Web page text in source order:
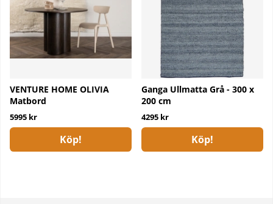
VENTURE HOME OLIVIA
Matbord
5995 kr
Köp!
Ganga Ullmatta Grå - 300 x
200 cm
4295 kr
Köp!